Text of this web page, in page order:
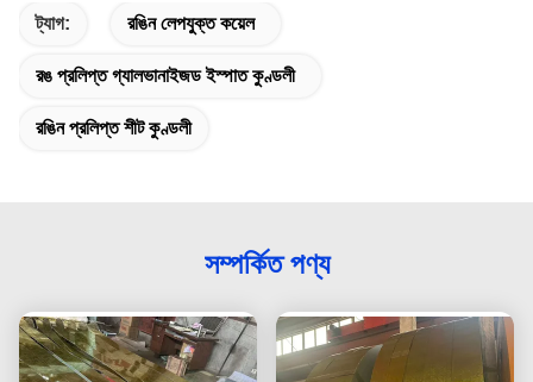
ট্যাগ: রঙিন লেপযুক্ত কয়েল
রঙ প্রলিপ্ত গ্যালভানাইজড ইস্পাত কুণ্ডলী
রঙিন প্রলিপ্ত শীট কুণ্ডলী
সম্পর্কিত পণ্য